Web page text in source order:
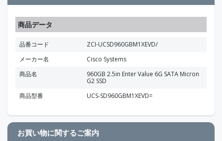
商品データ
品番コード
ZCI-UCSD960GBM1XEVD/
メーカー名
Cisco Systems
商品名
960GB 2.5in Enter Value 6G SATA Micron
G2 SSD
商品型番
UCS-SD960GBM1XEVD=
お買い物に関するご案内